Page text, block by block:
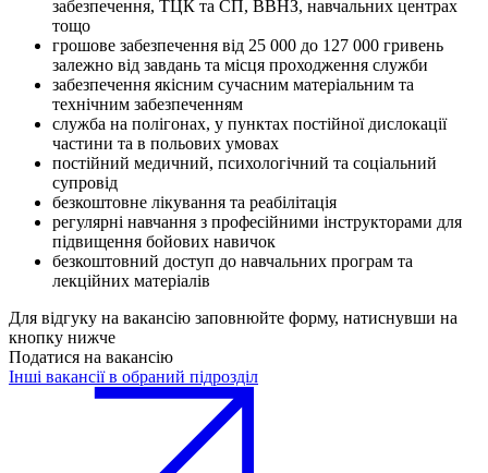
забезпечення, ТЦК та СП, ВВНЗ, навчальних центрах
тощо
грошове забезпечення від 25 000 до 127 000 гривень
залежно від завдань та місця проходження служби
забезпечення якісним сучасним матеріальним та
технічним забезпеченням
служба на полігонах, у пунктах постійної дислокації
частини та в польових умовах
постійний медичний, психологічний та соціальний
супровід
безкоштовне лікування та реабілітація
регулярні навчання з професійними інструкторами для
підвищення бойових навичок
безкоштовний доступ до навчальних програм та
лекційних матеріалів
Для відгуку на вакансію заповнюйте форму, натиснувши на
кнопку нижче
Податися на вакансію
Інші вакансії в обраний підрозділ